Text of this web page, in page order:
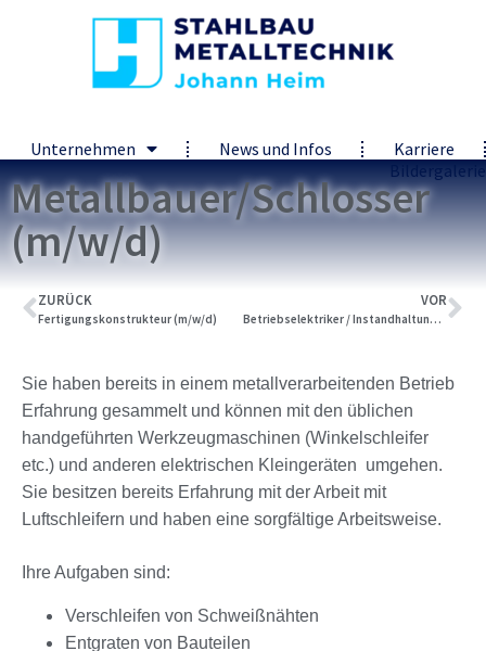
Unternehmen News und Infos
Karriere
Bildergalerie
Metallbauer/Schlosser
(m/w/d)
ZURÜCK
Fertigungskonstrukteur (m/w/d)
VOR
Betriebselektriker / Instandhaltung (m/w/d)
Sie haben bereits in einem metallverarbeitenden Betrieb
Erfahrung gesammelt und können mit den üblichen
handgeführten Werkzeugmaschinen (Winkelschleifer
etc.) und anderen elektrischen Kleingeräten umgehen.
Sie besitzen bereits Erfahrung mit der Arbeit mit
Luftschleifern und haben eine sorgfältige Arbeitsweise.
Ihre Aufgaben sind:
Verschleifen von Schweißnähten
Entgraten von Bauteilen